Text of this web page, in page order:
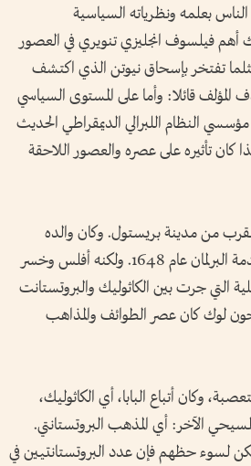
الناس بعلمه ونظرياته السياسية
أهم فيلسوف انجليزي تنويري في العصور
مثلما تفتخر بإسحاق نيوتن الذي اكتشف
المؤلف قائلا: وأما على المستوى السياسي
النظام اللبرالي الديمقراطي الحديث
كان تأثيره على عصره والعصور اللاحقة
من مدينة بريستول. وكان والده
محاميا ثم موظفا كبيرا في خدمة البرلمان عام 1648. ولكنه أفلس وخسر
التي جرت بين الكاثوليك والبروتستانت
لوك كان عصر الطوائف والمذاهب
وكان أتباع البابا، أي الكاثوليك،
الآخر: أي المذهب البروتستانتي.
لسوء حظهم فإن عدد البروتستانتيين في